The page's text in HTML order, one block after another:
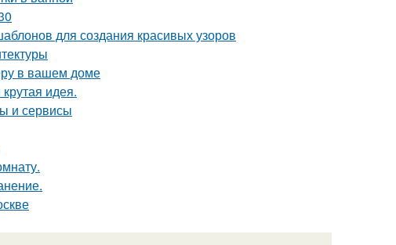
для создания красивых узоров
в вашем доме
идея.
и сервисы